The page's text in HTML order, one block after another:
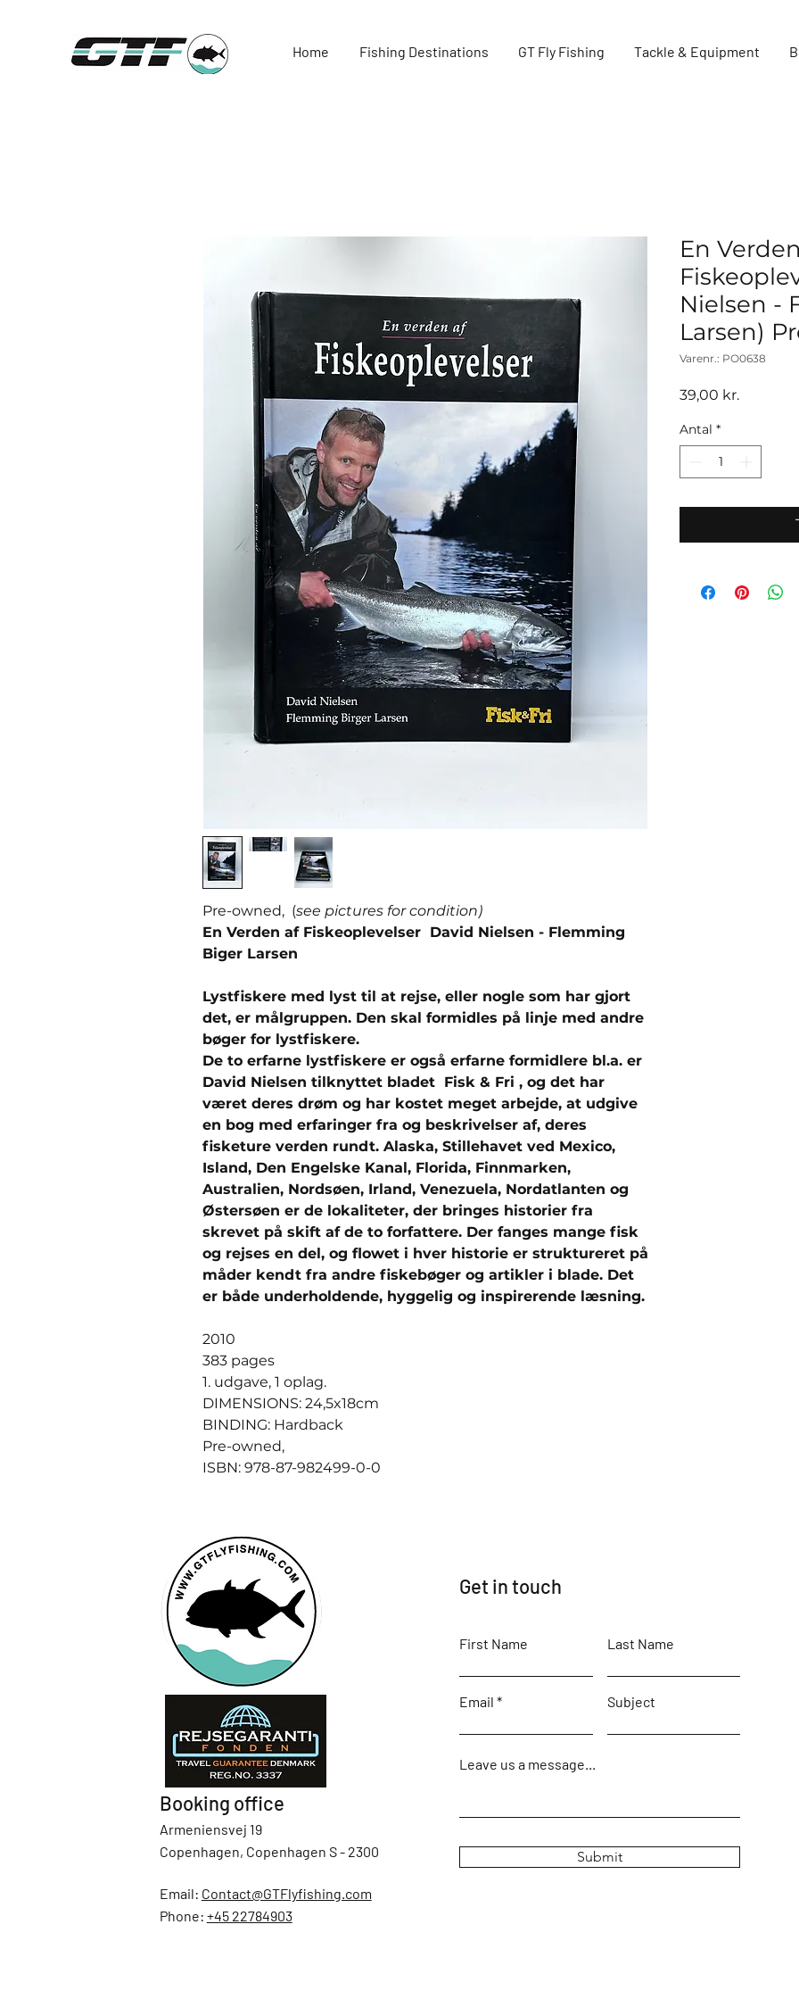
Home Fishing Destinations GT Fly Fishing Tackle & Equipment
Pre-owned, (see pictures for condition)
En Verden af Fiskeoplevelser David Nielsen - Flemming
Biger Larsen
Lystfiskere med lyst til at rejse, eller nogle som har gjort
det, er målgruppen. Den skal formidles på linje med andre
bøger for lystfiskere.
De to erfarne lystfiskere er også erfarne formidlere bl.a. er
David Nielsen tilknyttet bladet Fisk & Fri , og det har
været deres drøm og har kostet meget arbejde, at udgive
en bog med erfaringer fra og beskrivelser af, deres
fisketure verden rundt. Alaska, Stillehavet ved Mexico,
Island, Den Engelske Kanal, Florida, Finnmarken,
Australien, Nordsøen, Irland, Venezuela, Nordatlanten og
Østersøen er de lokaliteter, der bringes historier fra
skrevet på skift af de to forfattere. Der fanges mange fisk
og rejses en del, og flowet i hver historie er struktureret på
måder kendt fra andre fiskebøger og artikler i blade. Det
er både underholdende, hyggelig og inspirerende læsning.
2010
383 pages
1. udgave, 1 oplag.
DIMENSIONS: 24,5x18cm
BINDING: Hardback
Pre-owned,
ISBN: 978-87-982499-0-0
En
Nielsen -
Larsen)
Varenr.: PO0638
39,00 kr.Pris
Antal *
Booking office
Armeniensvej 19
Copenhagen, Copenhagen S - 2300
Email: Contact@GTFlyfishing.com
Phone: +45 22784903
Get in touch
First Name Last Name
Email Subject
Leave us a message...
Submit